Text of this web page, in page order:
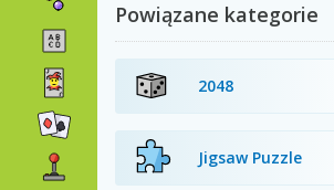
Powiązane kategorie
2048
Jigsaw Puzzle